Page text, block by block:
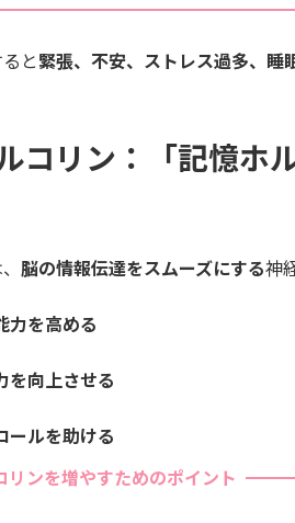
と 緊張、不安、ストレス過多、睡
コリン：「記憶ホ
脳の情報伝達をスムーズにする神
力を高める
を向上させる
ールを助ける
リンを増やすためのポイント